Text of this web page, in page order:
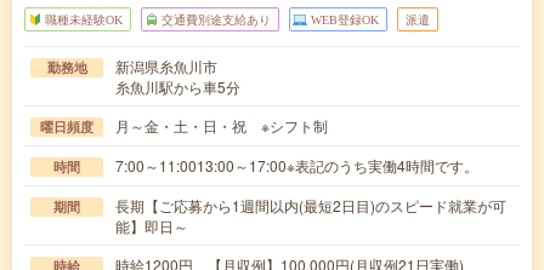
職種未経験OK 交通費別途支給あり WEB登録OK 派遣
勤務地
新潟県糸魚川市
糸魚川駅から車5分
曜日頻度 月～金・土・日・祝 ※シフト制
時間 7:00～11:0013:00～17:00※表記のうち実働4時間です。
期間
長期【ご応募から1週間以内(最短2日目)のスピード就業が可
能】即日～
時給 時給1200円 【月収例】100,000円(月収例21日実働)